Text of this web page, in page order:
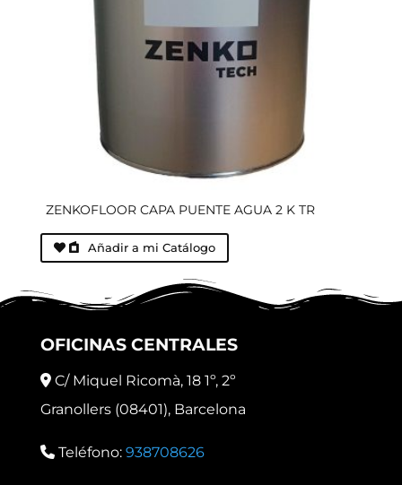
ZENKOFLOOR CAPA PUENTE AGUA 2 K TR
Añadir a mi Catálogo
OFICINAS CENTRALES
C/ Miquel Ricomà, 18 1º, 2º
Granollers (08401), Barcelona
Teléfono: 938708626